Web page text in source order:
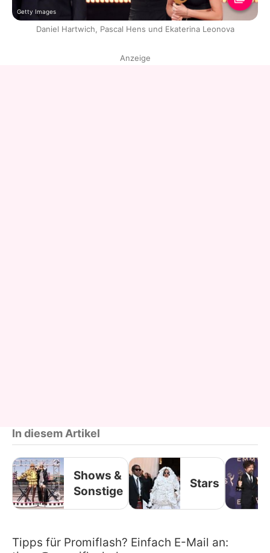
Getty Images
Daniel Hartwich, Pascal Hens und Ekaterina Leonova
Anzeige
In diesem Artikel
Shows &
Sonstige
Stars
Tipps für Promiflash? Einfach E-Mail an: